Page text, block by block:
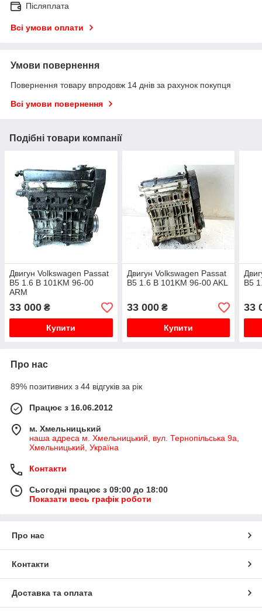
Післяплата
Всі умови оплати
Умови повернення
Повернення товару впродовж 14 днів за рахунок покупця
Всі умови повернення
Подібні товари компанії
Двигун Volkswagen Passat
B5 1.6 B 101KM 96-00
ARM
33 000 ₴
Купити
Двигун Volkswagen Passat
B5 1.6 B 101KM 96-00 AKL
33 000₴
Купити
B5
33
Про нас
89% позитивних з 44 відгуків за рік
Працює з 16.06.2012
м. Хмельницький
наша адреса м. Хмельницький, вул. Тернопільська 9а,
Хмельницький, Україна
Контакти
Сьогодні працює з 09:00 до 18:00
Показати весь графік роботи
Про нас
Контакти
Доставка та оплата